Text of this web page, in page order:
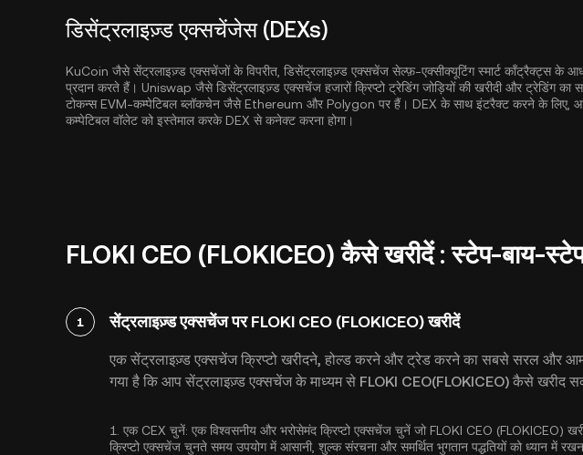
डिसेंट्रलाइज़्ड एक्सचेंजेस (DEXs)
KuCoin जैसे सेंट्रलाइज़्ड एक्सचेंजों के विपरीत, डिसेंट्रलाइज़्ड एक्सचेंज सेल्फ़-एक्सीक्यूटिंग स्मार्ट कॉंट्रैक्ट्स के
प्रदान करते हैं। Uniswap जैसे डिसेंट्रलाइज़्ड एक्सचेंज हजारों क्रिप्टो ट्रेडिंग जोड़ियों की खरीदी और ट्रेडिंग का
टोकन्स EVM-कम्पेटिबल ब्लॉकचेन जैसेEthereum और Polygon पर हैं। DEX के साथ इंटरैक्ट करने के लिए,
कम्पेटिबल वॉलेट को इस्तेमाल करके DEX से कनेक्ट करना होगा।
FLOKI CEO (FLOKICEO) कैसे खरीदें : स्टेप-बाय-
1 सेंट्रलाइज़्ड एक्सचेंज पर FLOKI CEO (FLOKICEO) खरीदें
एक सेंट्रलाइज़्ड एक्सचेंज क्रिप्टो खरीदने, होल्ड करने और ट्रेड करने का सबसे सरल और आम
गया है कि आप सेंट्रलाइज़्ड एक्सचेंज के माध्यम से FLOKI CEO(FLOKICEO) कैसे खरीद
1. एक CEX चुनें: एक विश्वसनीय और भरोसेमंद क्रिप्टो एक्सचेंज चुनें जो FLOKI CEO (FLOKICEO)
क्रिप्टो एक्सचेंज चुनते समय उपयोग में आसानी, शुल्क संरचना और समर्थित भुगतान पद्धतियों को ध्यान में